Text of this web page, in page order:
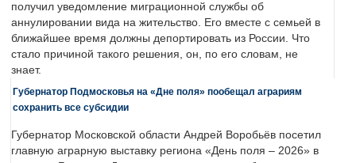
получил уведомление миграционной службы об
аннулировании вида на жительство. Его вместе с семьей в
ближайшее время должны депортировать из России. Что
стало причиной такого решения, он, по его словам, не
знает.
Губернатор Подмосковья на «Дне поля» пообещал аграриям
сохранить все субсидии
Губернатор Московской области Андрей Воробьёв посетил
главную аграрную выставку региона «День поля – 2026» в